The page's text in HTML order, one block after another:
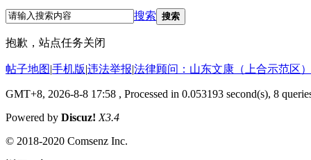
搜索 搜索
抱歉，站点任务关闭
帖子地图|手机版|违法举报|法律顾问：山东文康（上合示范区
GMT+8, 2026-8-8 17:58 , Processed in 0.053193 second(s), 8
Powered by Discuz! X3.4
© 2018-2020 Comsenz Inc.